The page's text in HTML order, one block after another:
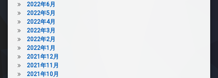
2022年6月
2022年5月
2022年4月
2022年3月
2022年2月
2022年1月
2021年12月
2021年11月
2021年10月